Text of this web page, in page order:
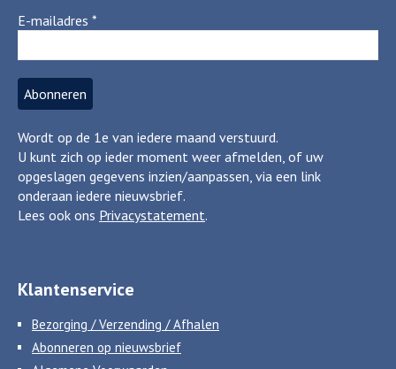
E-mailadres *
Wordt op de 1e van iedere maand verstuurd.
U kunt zich op ieder moment weer afmelden, of uw
opgeslagen gegevens inzien/aanpassen, via een link
onderaan iedere nieuwsbrief.
Lees ook ons Privacystatement.
Klantenservice
Bezorging / Verzending / Afhalen
Abonneren op nieuwsbrief